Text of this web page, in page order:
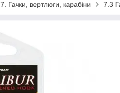
7. Гачки, вертлюги, карабіни 7.3